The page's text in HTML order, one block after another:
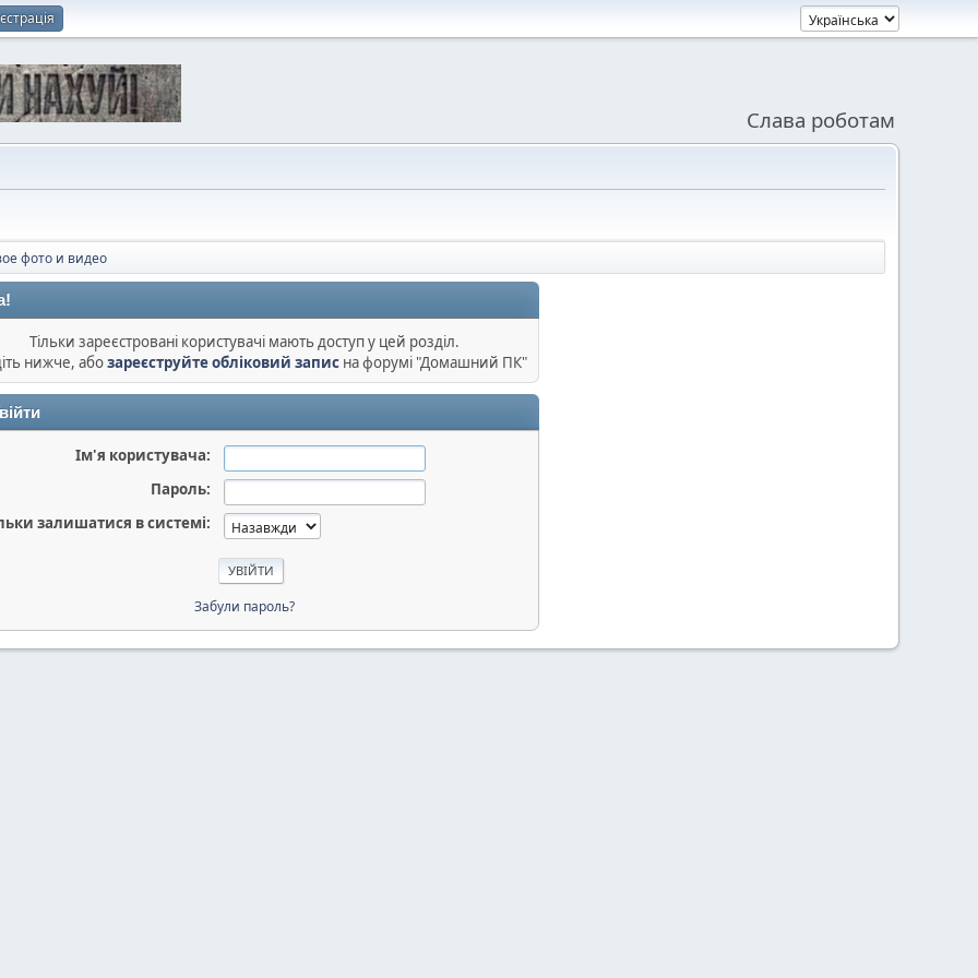
Слава роботам
фото и видео
Тільки зареєстровані користувачі мають доступ у цей розділ.
нижче, абозареєструйте обліковий записна форумі "Домашний ПК"
Ім'я користувача:
Пароль:
залишатися в системі:
Забули пароль?